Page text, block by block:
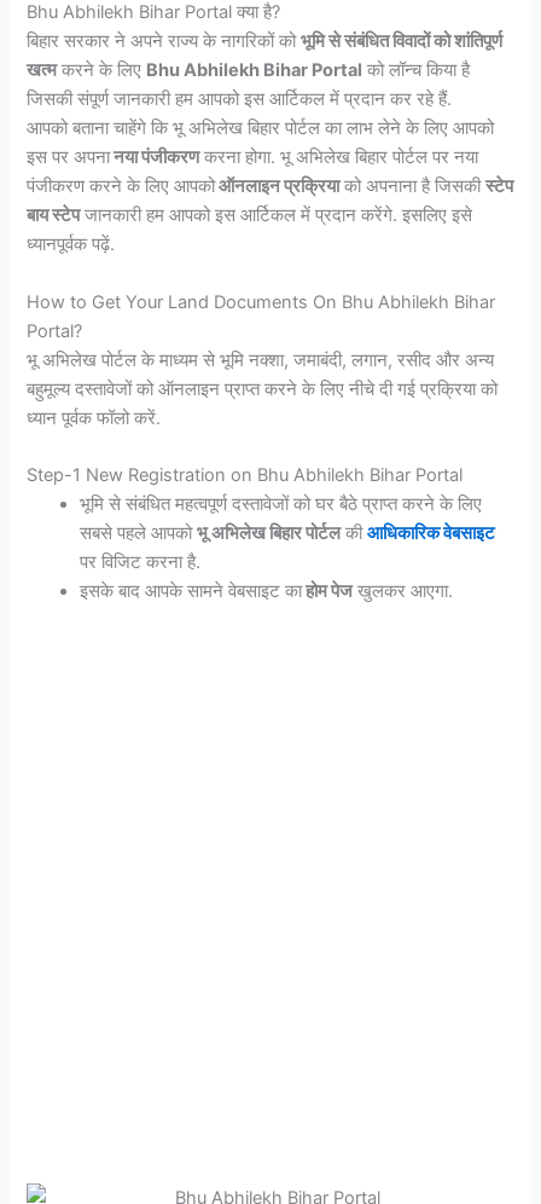
Bhu Abhilekh Bihar Portal क्या है?
बिहार सरकार ने अपने राज्य के नागरिकों कोभूमि से संबंधित विवादों को शांतिपूर्ण
खत्मकरने के लिए Bhu Abhilekh Bihar Portal को लॉन्च किया है
जिसकी संपूर्ण जानकारी हम आपको इस आर्टिकल में प्रदान कर रहे हैं.
आपको बताना चाहेंगे कि भू अभिलेख बिहार पोर्टल का लाभ लेने के लिए आपको
इस पर अपनानया पंजीकरणकरना होगा. भू अभिलेख बिहार पोर्टल पर नया
पंजीकरण करने के लिए आपकोऑनलाइन प्रक्रियाको अपनाना है जिसकीस्टेप
बाय स्टेपजानकारी हम आपको इस आर्टिकल में प्रदान करेंगे. इसलिए इसे
ध्यानपूर्वक पढ़ें.
How to Get Your Land Documents On Bhu Abhilekh Bihar
Portal?
भू अभिलेख पोर्टल के माध्यम से भूमि नक्शा, जमाबंदी, लगान, रसीद और अन्य
बहुमूल्य दस्तावेजों को ऑनलाइन प्राप्त करने के लिए नीचे दी गई प्रक्रिया को
ध्यान पूर्वक फॉलो करें.
Step-1 New Registration on Bhu Abhilekh Bihar Portal
भूमि से संबंधित महत्वपूर्ण दस्तावेजों को घर बैठे प्राप्त करने के लिए
सबसे पहले आपकोभू अभिलेख बिहार पोर्टलकीआधिकारिक वेबसाइट
पर विजिट करना है.
इसके बाद आपके सामने वेबसाइट काहोम पेजखुलकर आएगा.